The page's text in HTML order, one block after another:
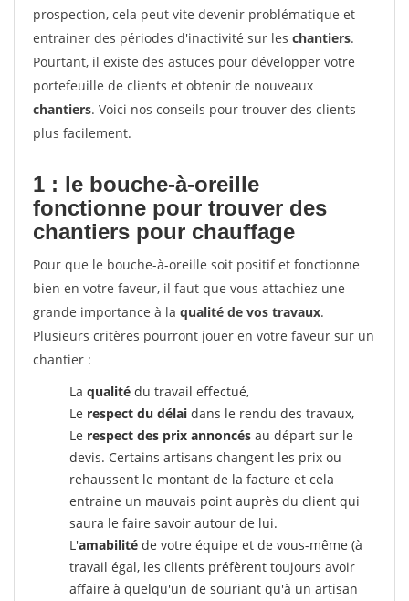
prospection, cela peut vite devenir problématique et
entrainer des périodes d'inactivité sur les chantiers.
Pourtant, il existe des astuces pour développer votre
portefeuille de clients et obtenir de nouveaux
chantiers. Voici nos conseils pour trouver des clients
plus facilement.
1 : le bouche-à-oreille
fonctionne pour trouver des
chantiers pour chauffage
Pour que le bouche-à-oreille soit positif et fonctionne
bien en votre faveur, il faut que vous attachiez une
grande importance à la qualité de vos travaux.
Plusieurs critères pourront jouer en votre faveur sur un
chantier :
La qualité du travail effectué,
Le respect du délai dans le rendu des travaux,
Le respect des prix annoncés au départ sur le
devis. Certains artisans changent les prix ou
rehaussent le montant de la facture et cela
entraine un mauvais point auprès du client qui
saura le faire savoir autour de lui.
L'amabilité de votre équipe et de vous-même (à
travail égal, les clients préfèrent toujours avoir
affaire à quelqu'un de souriant qu'à un artisan